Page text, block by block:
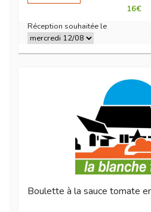
16€
Réception souhaitée le
Boulette à la sauce tomate